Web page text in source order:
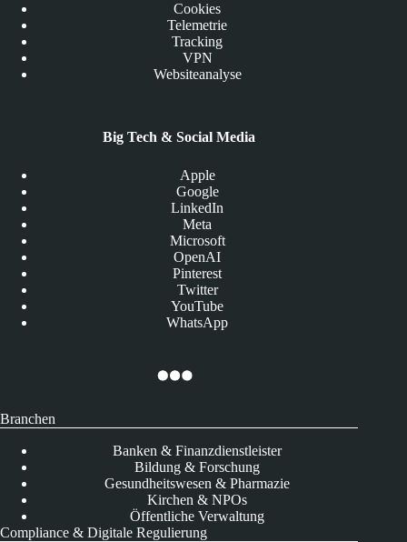
Cookies
Telemetrie
Tracking
VPN
Websiteanalyse
Big Tech & Social Media
Apple
Google
LinkedIn
Meta
Microsoft
OpenAI
Pinterest
Twitter
YouTube
WhatsApp
Branchen
Banken & Finanzdienstleister
Bildung & Forschung
Gesundheitswesen & Pharmazie
Kirchen & NPOs
Öffentliche Verwaltung
Compliance & Digitale Regulierung